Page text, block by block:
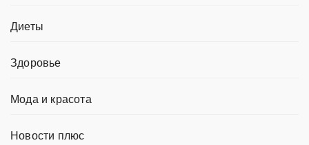
Диеты
Здоровье
Мода и красота
Новости плюс